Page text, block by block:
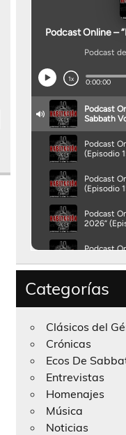
Categorías
Clásicos del
Crónicas
Ecos De
Entrevistas
Homenajes
Música
Noticias